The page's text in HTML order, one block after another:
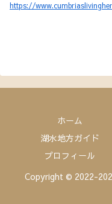
https://
ホーム
湖水地方ガイド
プロフィール
Copyright © 2022-